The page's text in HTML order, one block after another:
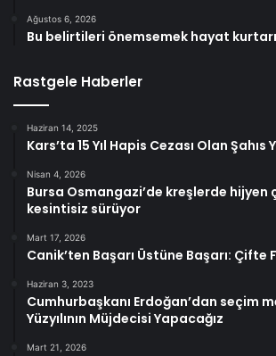
Ağustos 6, 2026
Bu belirtileri önemsemek hayat
Rastgele Haberler
Haziran 14, 2025
Kars’ta 15 Yıl Hapis Cezası Olan Şahıs
Nisan 4, 2026
Bursa Osmangazi’de kreşlerde hijyen
kesintisiz sürüyor
Mart 17, 2026
Canik’ten Başarı Üstüne Başarı: Çifte
Haziran 3, 2023
Cumhurbaşkanı Erdoğan’dan seçim
Yüzyılının Müjdecisi Yapacağız
Mart 21, 2026